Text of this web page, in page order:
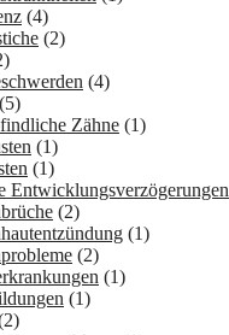
(4)
(2)
(4)
(5)
Zähne (1)
(1)
(1)
Entwicklungsverzögerungen
(2)
(1)
(2)
(1)
(1)